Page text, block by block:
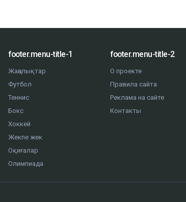
footer.menu-title-1
Жаңалықтар
Футбол
Теннис
Бокс
Хоккей
Жекпе жек
Оқиғалар
Олимпиада
footer.menu-title-2
О проекте
Правила сайта
Реклама на сайте
Контакты